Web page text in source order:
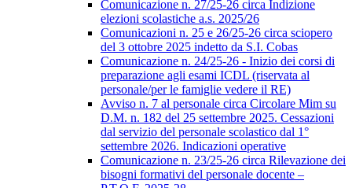
Comunicazione n. 27/25-26 circa Indizione
elezioni scolastiche a.s. 2025/26
Comunicazioni n. 25 e 26/25-26 circa sciopero
del 3 ottobre 2025 indetto da S.I. Cobas
Comunicazione n. 24/25-26 - Inizio dei corsi di
preparazione agli esami ICDL (riservata al
personale/per le famiglie vedere il RE)
Avviso n. 7 al personale circa Circolare Mim su
D.M. n. 182 del 25 settembre 2025. Cessazioni
dal servizio del personale scolastico dal 1°
settembre 2026. Indicazioni operative
Comunicazione n. 23/25-26 circa Rilevazione dei
bisogni formativi del personale docente –